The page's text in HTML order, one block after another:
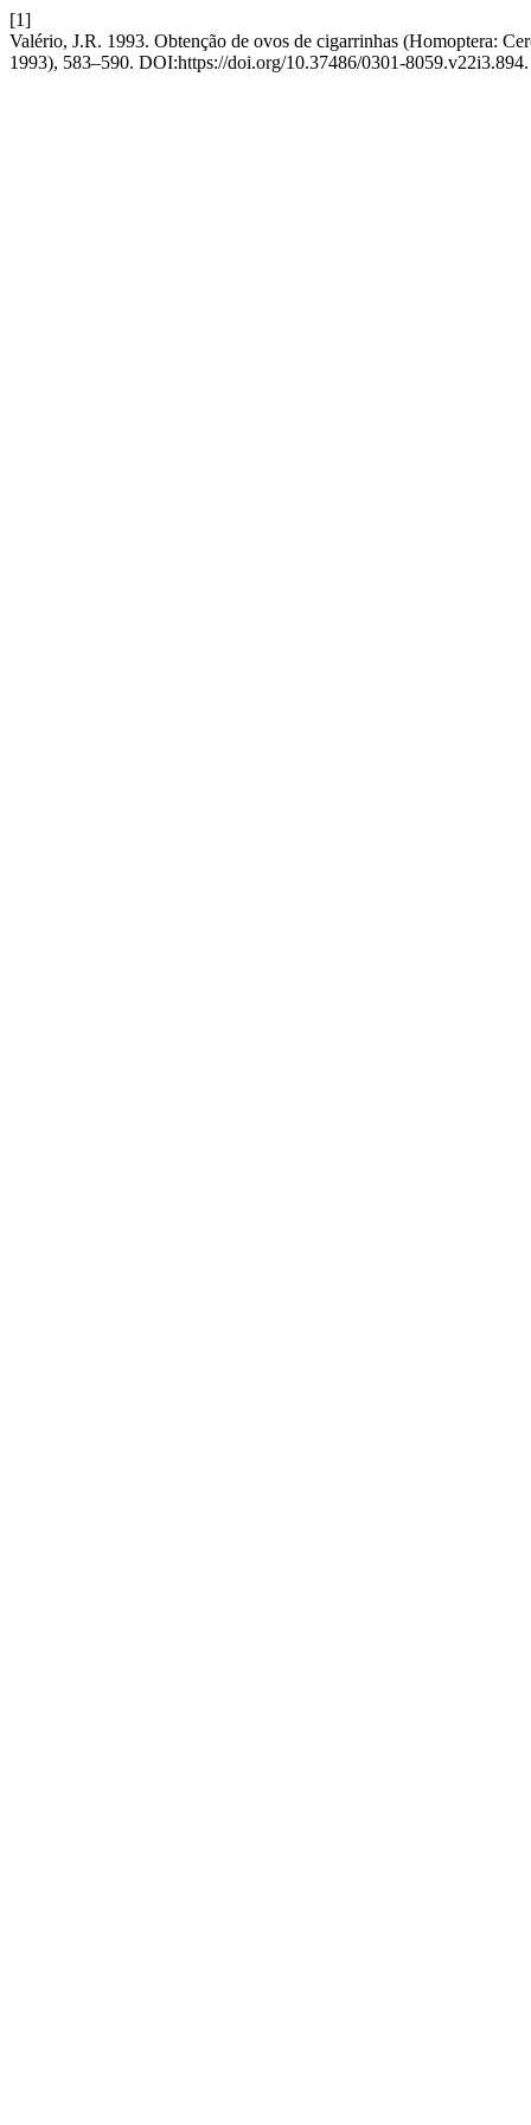
[1]
Valério, J.R. 1993. Obtenção de ovos de cigarrinhas (Homoptera:
1993), 583–590. DOI:https://doi.org/10.37486/0301-8059.v22i3.894.